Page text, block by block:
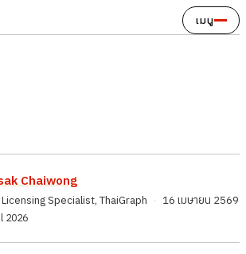
เมนู
Chaiwong
Specialist, ThaiGraph · 16 เมษายน 2569
2026